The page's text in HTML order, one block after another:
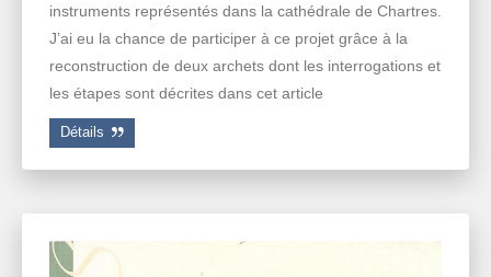
instruments représentés dans la cathédrale de Chartres.
J’ai eu la chance de participer à ce projet grâce à la
reconstruction de deux archets dont les interrogations et
les étapes sont décrites dans cet article
Détails